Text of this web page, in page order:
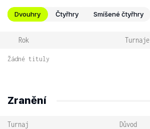
Dvouhry Čtyřhry Smíšené čtyřhry
Rok Turnaje
Žádné tituly
Zranění
Turnaj Důvod